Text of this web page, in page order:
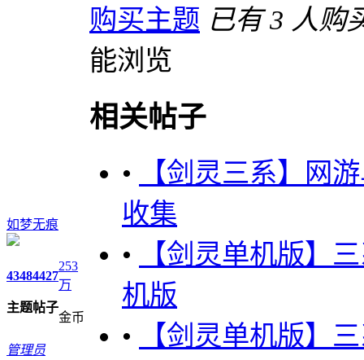
如梦无痕
4348
主题
4427
帖子
253
万
金币
管理员
购买主题 已有 3 人
能浏览
相关帖子
•
【剑灵三系】网
收集
•
【剑灵单机版】
机版
•
【剑灵单机版】